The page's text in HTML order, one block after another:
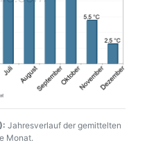
Jahresverlauf der gemittelten
Monat.